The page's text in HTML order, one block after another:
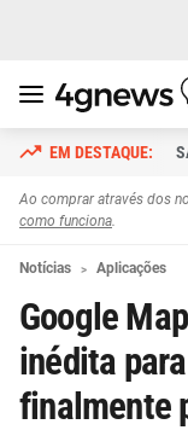
Ao comprar através dos
como funciona.
Notícias Aplicações
Google
inédita
finalmente